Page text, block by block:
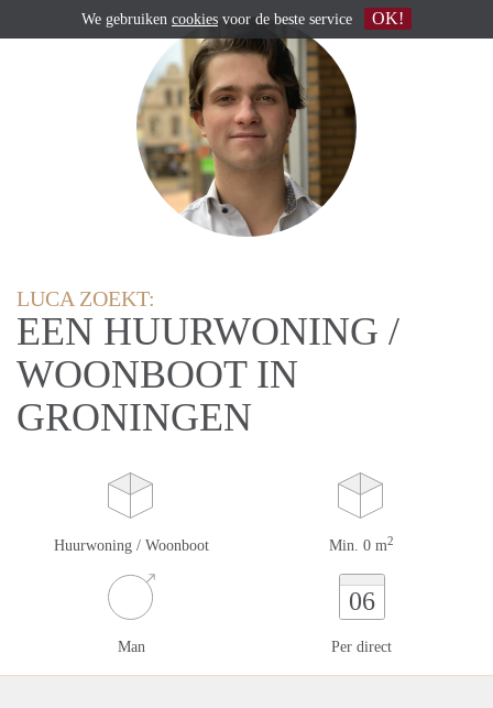
LUCA ZOEKT:
EEN HUURWONING /
WOONBOOT IN
GRONINGEN
Huurwoning / Woonboot Min. 0 m2
Man
06
Per direct
We gebruiken cookies voor de beste service OK!